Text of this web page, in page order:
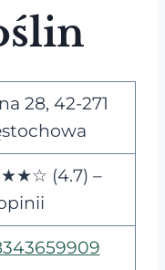
28, 42-271
(4.7) –